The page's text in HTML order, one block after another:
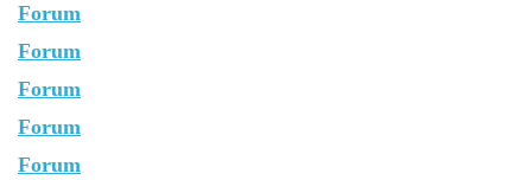
Forum
Forum
Forum
Forum
Forum